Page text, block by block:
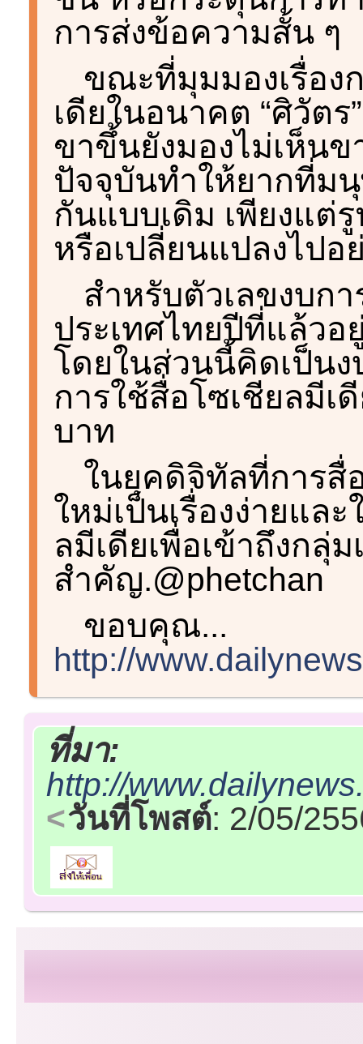
การส่งข้อความสั้น ๆ
ขณะที่มุมมองเรื่อง
เดียในอนาคต “ศิวัต
ขาขึ้นยังมองไม่เห็นข
ปัจจุบันทำให้ยากที่ม
กันแบบเดิม เพียงแต่
หรือเปลี่ยนแปลงไปอ
สำหรับตัวเลขงบก
ประเทศไทยปีที่แล้วอ
โดยในส่วนนี้คิดเป็น
การใช้สื่อโซเชียลมีเ
บาท
ในยุคดิจิทัลที่การสื่
ใหม่เป็นเรื่องง่ายแล
ลมีเดียเพื่อเข้าถึงกลุ่
สำคัญ.@phetchan
ขอบคุณ...
http://
ที่มา:
http://
วันที่โพสต์: 2/05/